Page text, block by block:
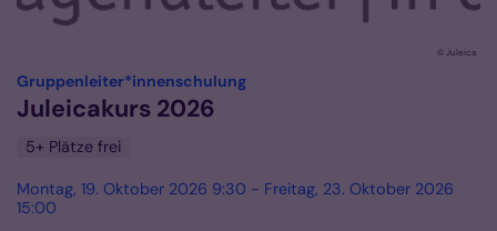
© Juleica
Gruppenleiter*innenschulung:
Juleicakurs 2026
5+ Plätze frei
Montag, 19. Oktober 2026 9:30 - Freitag, 23. Oktober 2026
15:00